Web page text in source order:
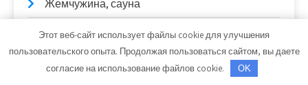
Жемчужина, сауна
Жемчужина, сауна
Этот веб-сайт использует файлы cookie для улучшения
пользовательского опыта. Продолжая пользоваться сайтом, вы даете
согласие на использование файлов cookie.
OK